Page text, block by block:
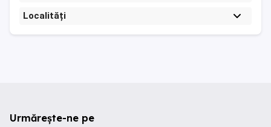
Localități
Urmărește-ne pe